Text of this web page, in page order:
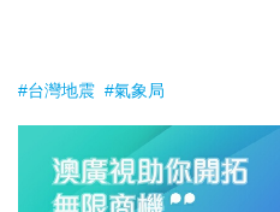
#台灣地震 #氣象局